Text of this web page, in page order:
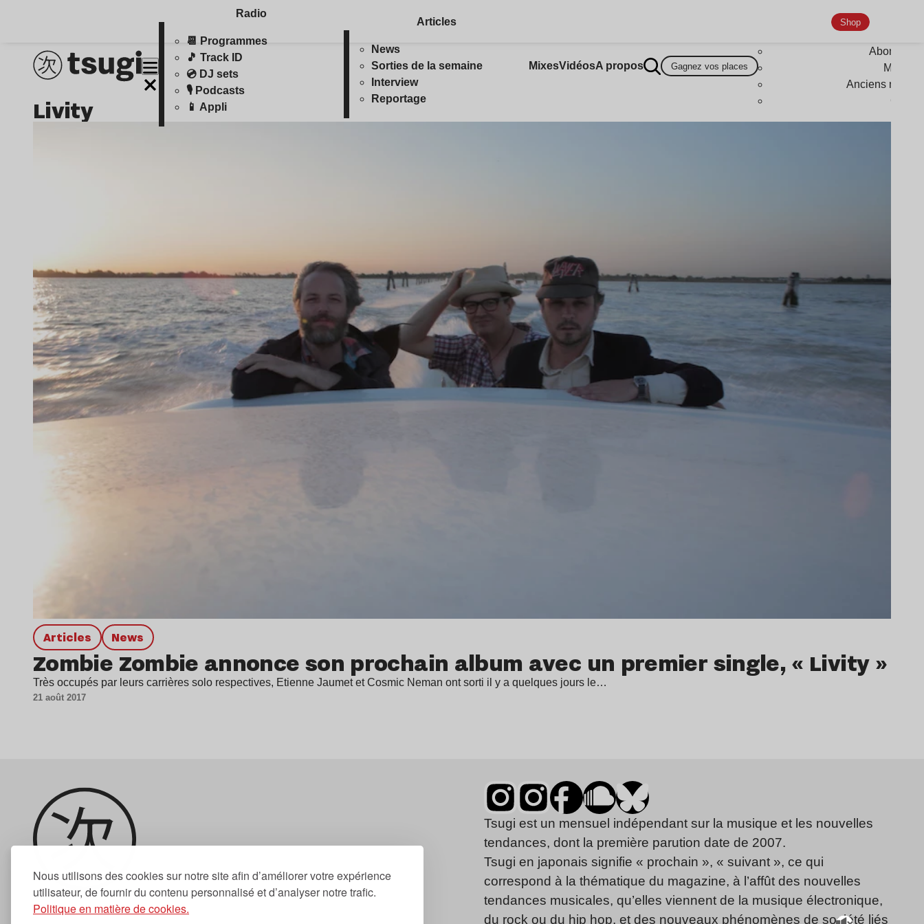
Nous utilisons des cookies sur notre site afin d’améliorer votre expérience
utilisateur, de fournir du contenu personnalisé et d’analyser notre trafic.
Politique en matière de cookies.
Radio
📆 Programmes
🎵 Track ID
💿 DJ sets
🎙️ Podcasts
📱 Appli
Articles
News
Sorties de la semaine
Interview
Reportage
MixesVidéosA propos Gagnez vos places
Shop
Anciens
livity
Articles news
Zombie Zombie annonce son prochain album avec un premier single, « Livity »
Très occupés par leurs carrières solo respectives, Etienne Jaumet et Cosmic Neman ont sorti il y a quelques jours le…
21 août 2017
Tsugi est un mensuel indépendant sur la musique et les nouvelles
tendances, dont la première parution date de 2007.
Tsugi en japonais signifie « prochain », « suivant », ce qui
correspond à la thématique du magazine, à l’affût des nouvelles
tendances musicales, qu’elles viennent de la musique électronique,
du rock ou du hip hop, et des nouveaux phénomènes de société liés